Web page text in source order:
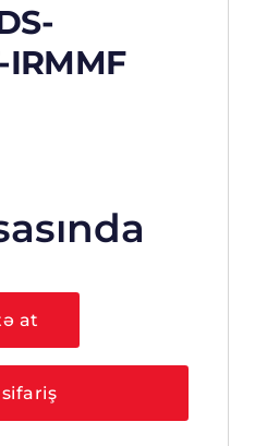
IRMMF
at